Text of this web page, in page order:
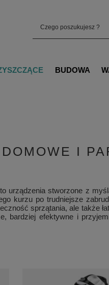
BUDOWA
I
urządzenia stworzone z
kurzu po trudniejsze
sprzątania, ale także
bardziej efektywne i